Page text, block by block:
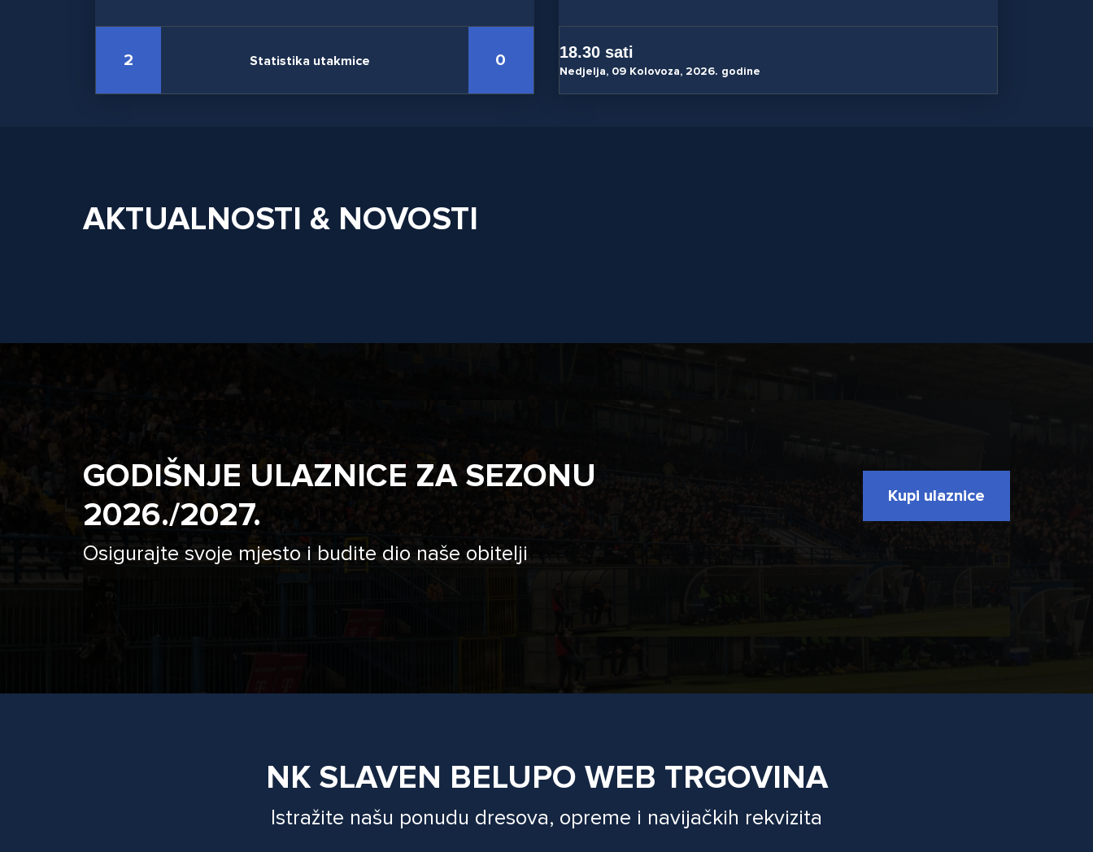
2 Statistika utakmice 0 18.30 sati
Nedjelja, 09 Kolovoza, 2026. godine
AKTUALNOSTI & NOVOSTI
GODIŠNJE ULAZNICE ZA SEZONU
2026./2027.
Osigurajte svoje mjesto i budite dio naše obitelji
Kupi ulaznice
NK SLAVEN BELUPO WEB TRGOVINA
Istražite našu ponudu dresova, opreme i navijačkih rekvizita